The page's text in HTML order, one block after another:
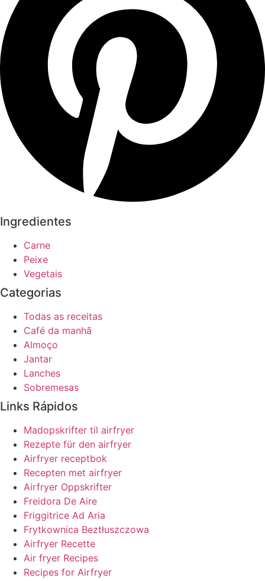
Ingredientes
Carne
Peixe
Vegetais
Categorias
Todas as receitas
Café da manhã
Almoço
Jantar
Lanches
Sobremesas
Links Rápidos
Madopskrifter til airfryer
Rezepte für den airfryer
Airfryer receptbok
Recepten met airfryer
Airfryer Oppskrifter
Freidora De Aire
Friggitrice Ad Aria
Frytkownica Beztłuszczowa
Airfryer Recette
Air fryer Recipes
Recipes for Airfryer